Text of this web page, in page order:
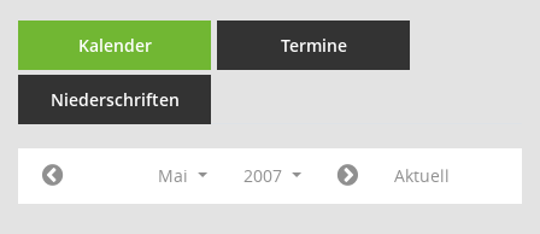
Kalender Termine
Niederschriften
Mai 2007 Aktuell